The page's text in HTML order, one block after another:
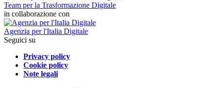
Team per la Trasformazione Digitale
in collaborazione con
Agenzia per l'Italia Digitale
Seguici su
Privacy policy
Cookie policy
Note legali